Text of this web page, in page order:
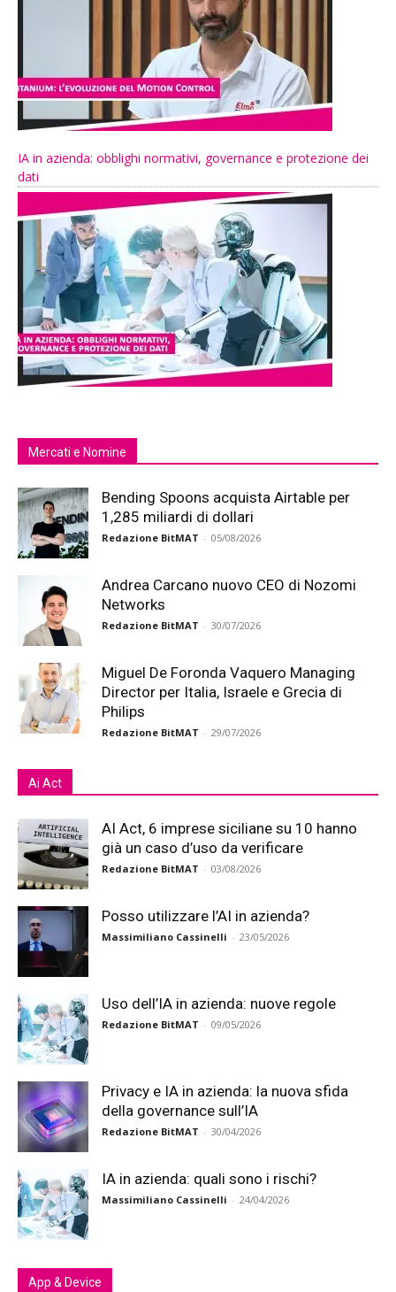
IA in azienda: obblighi normativi, governance e protezione dei
dati
Mercati e Nomine
Bending Spoons acquista Airtable per
1,285 miliardi di dollari
Redazione BitMAT - 05/08/2026
Andrea Carcano nuovo CEO di Nozomi
Networks
Redazione BitMAT - 30/07/2026
Miguel De Foronda Vaquero Managing
Director per Italia, Israele e Grecia di
Philips
Redazione BitMAT - 29/07/2026
Ai Act
AI Act, 6 imprese siciliane su 10 hanno
già un caso d’uso da verificare
Redazione BitMAT - 03/08/2026
Posso utilizzare l’AI in azienda?
Massimiliano Cassinelli - 23/05/2026
Uso dell’IA in azienda: nuove regole
Redazione BitMAT - 09/05/2026
Privacy e IA in azienda: la nuova sfida
della governance sull’IA
Redazione BitMAT - 30/04/2026
IA in azienda: quali sono i rischi?
Massimiliano Cassinelli - 24/04/2026
App & Device